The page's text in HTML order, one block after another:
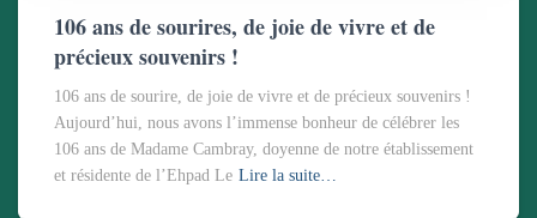
106 ans de sourires, de joie de vivre et de
précieux souvenirs !
106 ans de sourire, de joie de vivre et de précieux souvenirs !
Aujourd’hui, nous avons l’immense bonheur de célébrer les
106 ans de Madame Cambray, doyenne de notre établissement
et résidente de l’Ehpad Le Lire la suite…